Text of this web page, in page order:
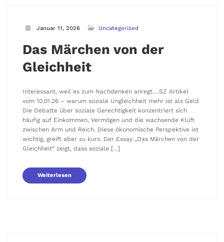
Januar 11, 2026 Uncategorized
Das Märchen von der
Gleichheit
Interessant, weil es zum Nachdenken anregt….SZ Artikel
vom 10.01.26 – warum soziale Ungleichheit mehr ist als Geld
Die Debatte über soziale Gerechtigkeit konzentriert sich
häufig auf Einkommen, Vermögen und die wachsende Kluft
zwischen Arm und Reich. Diese ökonomische Perspektive ist
wichtig, greift aber zu kurz. Der Essay „Das Märchen von der
Gleichheit“ zeigt, dass soziale […]
Weiterlesen